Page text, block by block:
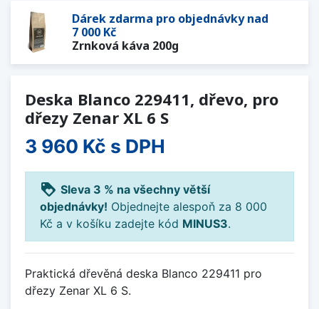
Dárek zdarma pro objednávky nad
7 000 Kč
Zrnková káva 200g
Deska Blanco 229411, dřevo, pro
dřezy Zenar XL 6 S
3 960 Kč s DPH
loyalty Sleva 3 % na všechny větší
objednávky! Objednejte alespoň za 8 000
Kč a v košíku zadejte kód MINUS3.
Praktická dřevěná deska Blanco 229411 pro
dřezy Zenar XL 6 S.